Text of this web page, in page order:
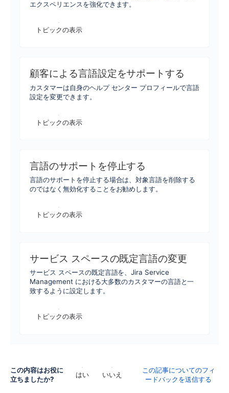
エクスペリエンスを強化できます。
トピックの表示
顧客による言語設定をサポートする
カスタマーは自身のヘルプ センター プロフィールで言語
設定を変更できます。
トピックの表示
言語のサポートを停止する
言語のサポートを停止する場合は、対象言語を削除する
のではなく無効化することをお勧めします。
トピックの表示
サービス スペースの既定言語の変更
サービス スペースの既定言語を、Jira Service
Management における大多数のカスタマーの言語と一
致するように設定します。
トピックの表示
この内容はお役に
立ちましたか?
はい いいえ
この記事についてのフィ
ードバックを送信する